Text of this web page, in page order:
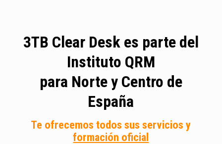
3TB Clear Desk es parte del
Instituto QRM
para Norte y Centro de
España
Te ofrecemos todos sus servicios y
formación oficial